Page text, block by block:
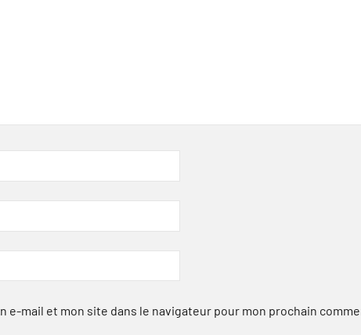
e-mail et mon site dans le navigateur pour mon prochain